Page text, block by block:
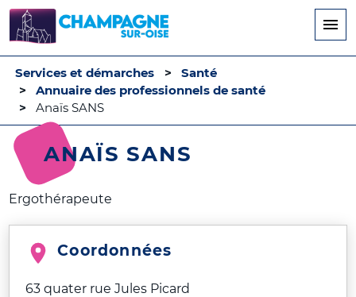
principal
Services et démarches
Santé
Annuaire des professionnels de santé
Anaïs SANS
ANAÏS SANS
Ergothérapeute
Coordonnées
63 quater rue Jules Picard